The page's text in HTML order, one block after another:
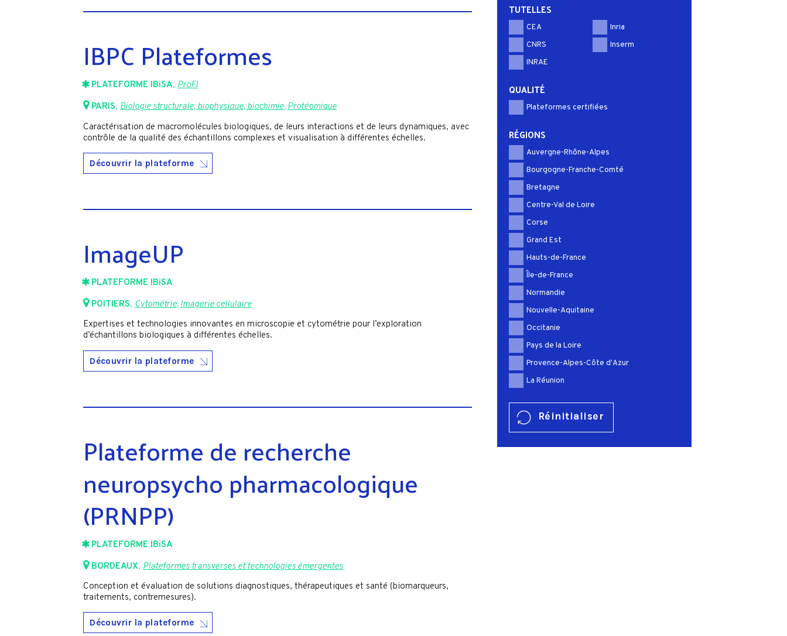
IBPC Plateformes
PLATEFORME IBiSA,ProFI
PARIS,Biologie structurale, biophysique, biochimie,Protéomique
Caractérisation de macromolécules biologiques, de leurs interactions et de leurs dynamiques, avec
contrôle de la qualité des échantillons complexes et visualisation à différentes échelles.
Découvrir la plateforme
ImageUP
PLATEFORME IBiSA
POITIERS,Cytométrie,Imagerie cellulaire
Expertises et technologies innovantes en microscopie et cytométrie pour l’exploration
d’échantillons biologiques à différentes échelles.
Découvrir la plateforme
Plateforme de recherche
neuropsycho pharmacologique
(PRNPP)
PLATEFORME IBiSA
BORDEAUX,Plateformes transverses et technologies émergentes
Conception et évaluation de solutions diagnostiques, thérapeutiques et santé (biomarqueurs,
traitements, contremesures).
Découvrir la plateforme
TUTELLES
CEA
CNRS
INRAE
Inria
Inserm
QUALITÉ
Plateformes certifiées
RÉGIONS
Auvergne-Rhône-Alpes
Bourgogne-Franche-Comté
Bretagne
Centre-Val de Loire
Corse
Grand Est
Hauts-de-France
Île-de-France
Normandie
Nouvelle-Aquitaine
Occitanie
Pays de la Loire
Provence-Alpes-Côte d'Azur
La Réunion
Réinitialiser